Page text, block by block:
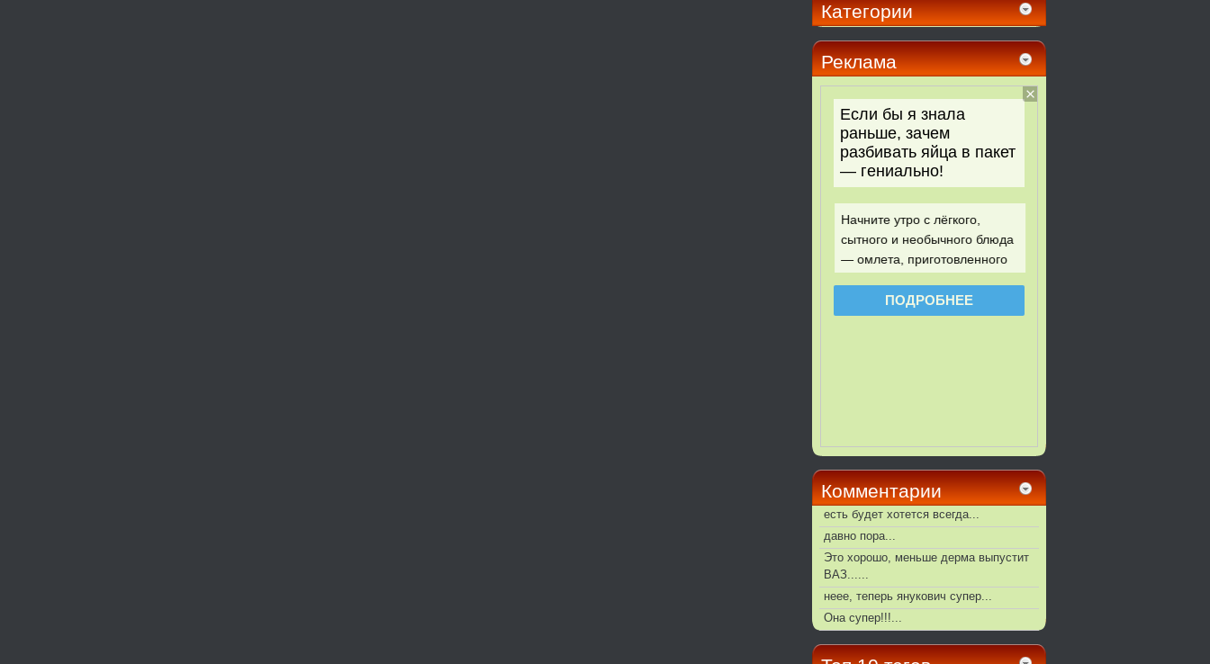
Категории
Реклама
Комментарии
есть будет хотется всегда...
давно пора...
Это хорошо, меньше дерма выпустит
ВАЗ......
неее, теперь янукович супер...
Она супер!!!...